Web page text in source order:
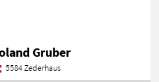
Gruber
5584 Zederhaus